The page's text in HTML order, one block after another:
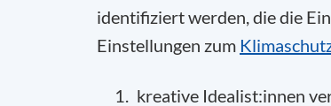
identifiziert werden, die die
Einstellungen zum
kreative Idealist:innen